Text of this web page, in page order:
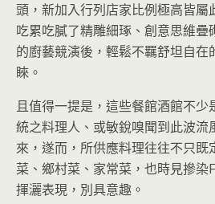
頭，新加入行列店家比例極高皆屬
吃累吃膩了精雕細琢、創意思維疊
的廚藝競演後，輕鬆不羈舒坦自在
睞。
且值得一提是，這些餐館酒館不
統之料理人、或敏銳嗅聞到此波流
來，遂而，所供應料理往往不只既
菜、鄉村菜、家常菜，也時見摻
揮灑表現，別具意趣。